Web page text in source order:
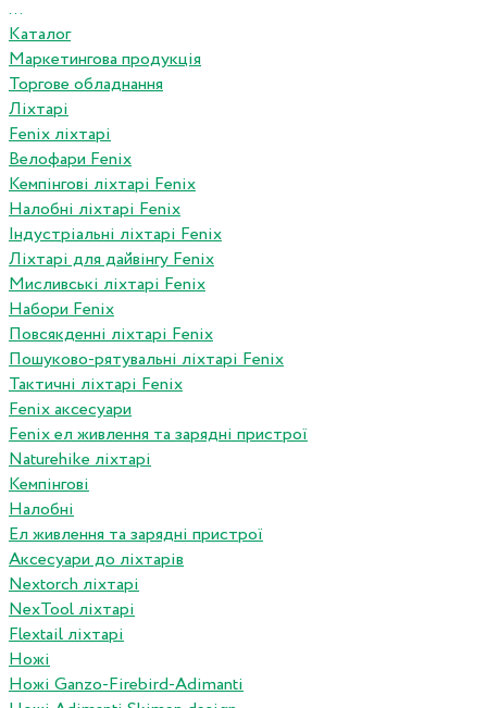
...
Каталог
Маркетингова продукція
Торгове обладнання
Ліхтарі
Fenix ліхтарі
Велофари Fenix
Кемпінгові ліхтарі Fenix
Налобні ліхтарі Fenix
Індустріальні ліхтарі Fenix
Ліхтарі для дайвінгу Fenix
Мисливські ліхтарі Fenix
Набори Fenix
Повсякденні ліхтарі Fenix
Пошуково-рятувальні ліхтарі Fenix
Тактичні ліхтарі Fenix
Fenix аксесуари
Fenix ел живлення та зарядні пристрої
Naturehike ліхтарі
Кемпінгові
Налобні
Ел живлення та зарядні пристрої
Аксесуари до ліхтарів
Nextorch ліхтарі
NexTool ліхтарі
Flextail ліхтарі
Ножі
Ножі Ganzo-Firebird-Adimanti